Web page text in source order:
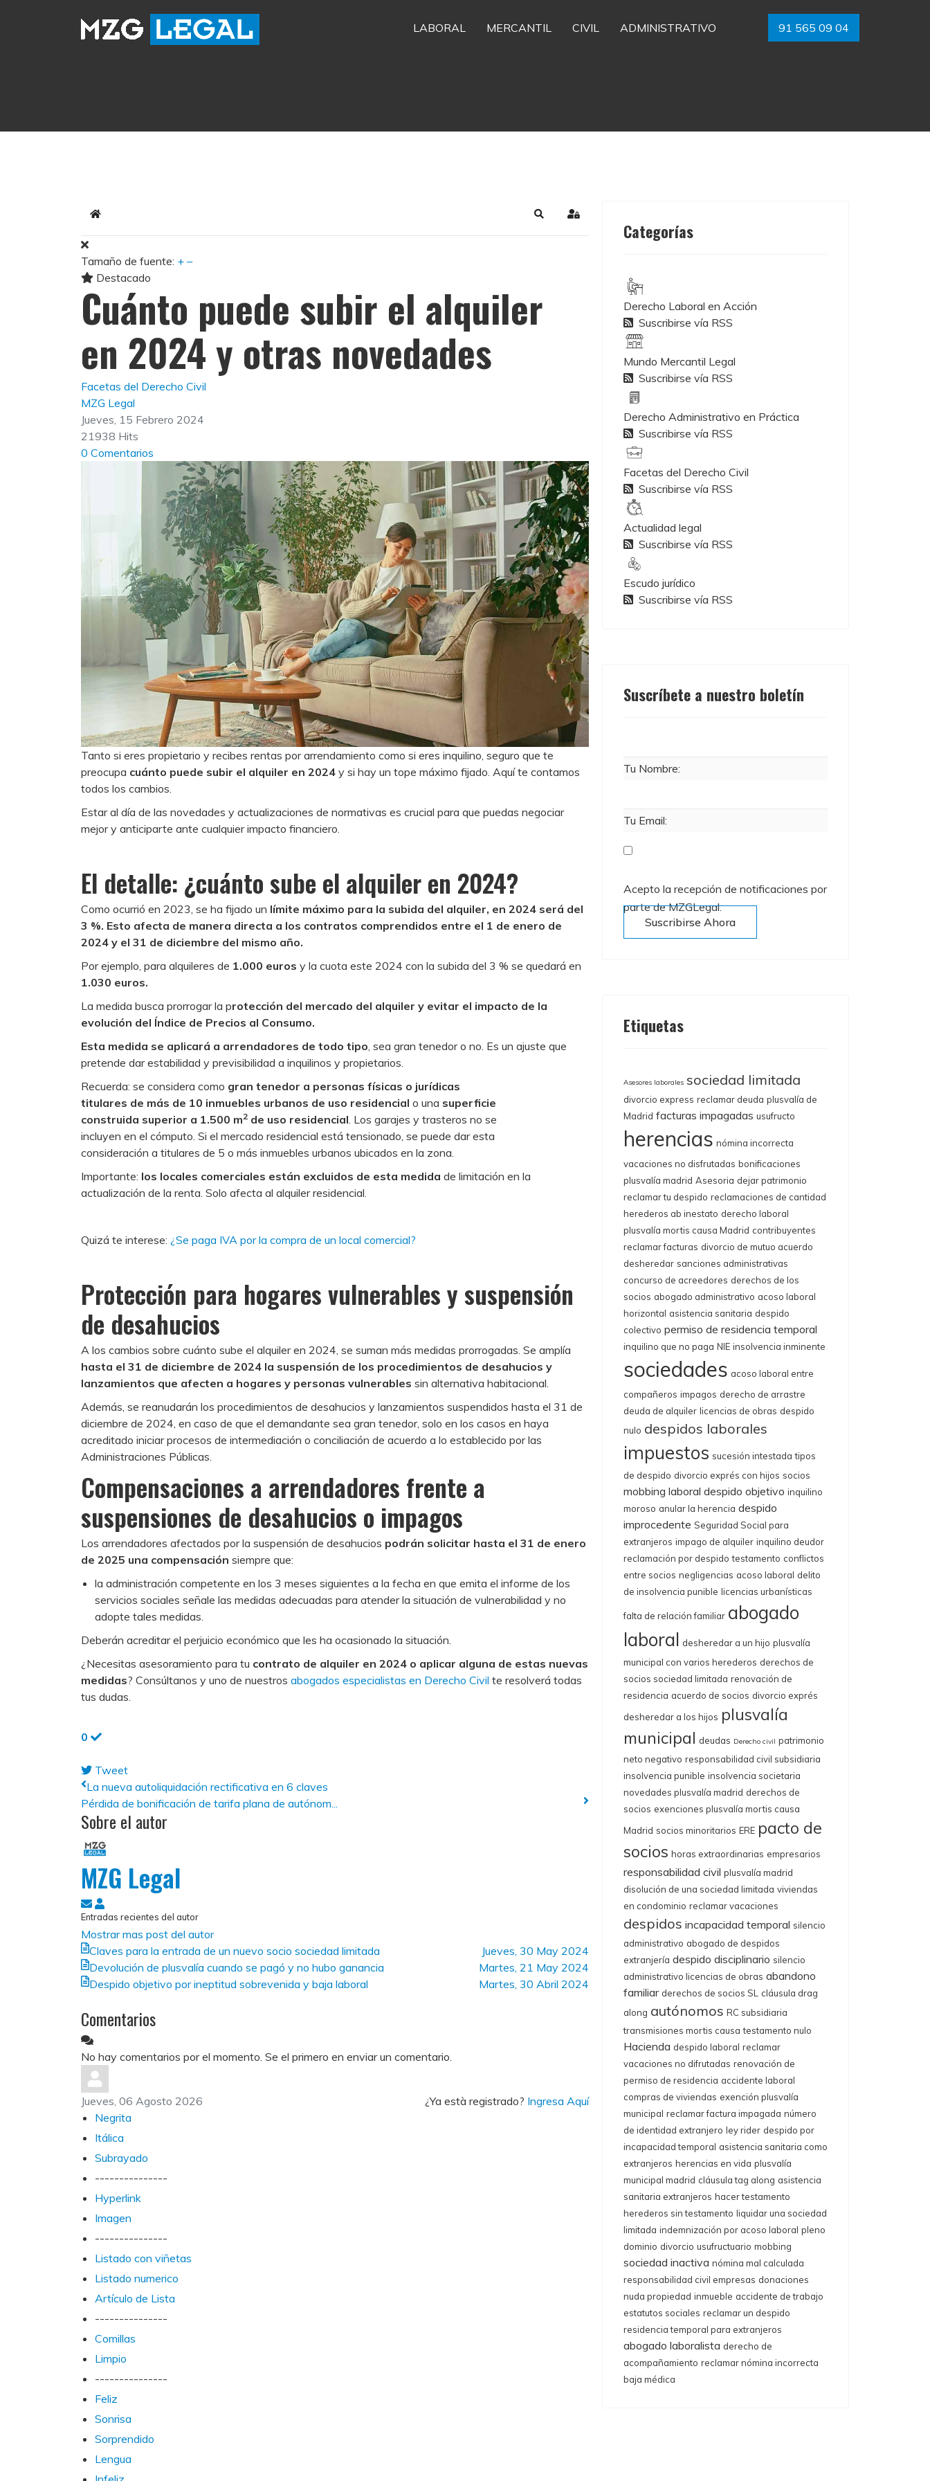
LABORAL MERCANTIL CIVIL ADMINISTRATIVO 91 565 09 04
Home Search Sign In
Tamaño de fuente: + –
Destacado
Cuánto puede subir el alquiler
en 2024 y otras novedades
Facetas del Derecho Civil
MZG Legal
Jueves, 15 Febrero 2024
21938 Hits
0 Comentarios
Tanto si eres propietario y recibes rentas por arrendamiento como si eres inquilino, seguro que te
preocupa cuánto puede subir el alquiler en 2024 y si hay un tope máximo fijado. Aquí te contamos
todos los cambios.
Estar al día de las novedades y actualizaciones de normativas es crucial para que puedas negociar
mejor y anticiparte ante cualquier impacto financiero.
El detalle: ¿cuánto sube el alquiler en 2024?
Como ocurrió en 2023, se ha fijado un límite máximo para la subida del alquiler, en 2024 será del
3 %. Esto afecta de manera directa a los contratos comprendidos entre el 1 de enero de
2024 y el 31 de diciembre del mismo año.
Por ejemplo, para alquileres de 1.000 euros y la cuota este 2024 con la subida del 3 % se quedará en
1.030 euros.
La medida busca prorrogar la protección del mercado del alquiler y evitar el impacto de la
evolución del Índice de Precios al Consumo.
Esta medida se aplicará a arrendadores de todo tipo , sea gran tenedor o no. Es un ajuste que
pretende dar estabilidad y previsibilidad a inquilinos y propietarios.
Recuerda: se considera como gran tenedor a personas físicas o jurídicas
titulares de más de 10 inmuebles urbanos de uso residencial o una superficie
construida superior a 1.500 m2 de uso residencial . Los garajes y trasteros no se
incluyen en el cómputo. Si el mercado residencial está tensionado, se puede dar esta
consideración a titulares de 5 o más inmuebles urbanos ubicados en la zona.
Importante: los locales comerciales están excluidos de esta medida de limitación en la
actualización de la renta. Solo afecta al alquiler residencial.
Quizá te interese: ¿Se paga IVA por la compra de un local comercial?
Protección para hogares vulnerables y suspensión
de desahucios
A los cambios sobre cuánto sube el alquiler en 2024, se suman más medidas prorrogadas. Se amplía
hasta el 31 de diciembre de 2024 la suspensión de los procedimientos de desahucios y
lanzamientos que afecten a hogares y personas vulnerables sin alternativa habitacional.
Además, se reanudarán los procedimientos de desahucios y lanzamientos suspendidos hasta el 31 de
diciembre de 2024, en caso de que el demandante sea gran tenedor, solo en los casos en haya
acreditado iniciar procesos de intermediación o conciliación de acuerdo a lo establecido por las
Administraciones Públicas.
Compensaciones a arrendadores frente a
suspensiones de desahucios o impagos
Los arrendadores afectados por la suspensión de desahucios podrán solicitar hasta el 31 de enero
de 2025 una compensación siempre que:
la administración competente en los 3 meses siguientes a la fecha en que emita el informe de los
servicios sociales señale las medidas adecuadas para atender la situación de vulnerabilidad y no
adopte tales medidas.
Deberán acreditar el perjuicio económico que les ha ocasionado la situación.
¿Necesitas asesoramiento para tu contrato de alquiler en 2024 o aplicar alguna de estas nuevas
medidas? Consúltanos y uno de nuestros abogados especialistas en Derecho Civil te resolverá todas
tus dudas.
0
Tweet
pinterest
La nueva autoliquidación rectificativa en 6 claves
Pérdida de bonificación de tarifa plana de autónom...
Sobre el autor
MZG Legal
Suscribirse
a
las
actualizaciones
MZG
Legal
Entradas recientes del autor
Mostrar mas post del autor
Jueves, 30 May 2024
Claves para la entrada de un nuevo socio sociedad limitada
Martes, 21 May 2024
Devolución de plusvalía cuando se pagó y no hubo ganancia
Martes, 30 Abril 2024
Despido objetivo por ineptitud sobrevenida y baja laboral
Comentarios
No hay comentarios por el momento. Se el primero en enviar un comentario.
¿Ya està registrado? Ingresa Aquí
Jueves, 06 Agosto 2026
Negrita
Itálica
Subrayado
---------------
Hyperlink
Imagen
---------------
Listado con viñetas
Listado numerico
Artículo de Lista
---------------
Comillas
Limpio
---------------
Feliz
Sonrisa
Sorprendido
Lengua
Categorías
Derecho Laboral en Acción
Suscribirse vía RSS
Mundo Mercantil Legal
Suscribirse vía RSS
Derecho Administrativo en Práctica
Suscribirse vía RSS
Facetas del Derecho Civil
Suscribirse vía RSS
Actualidad legal
Suscribirse vía RSS
Escudo jurídico
Suscribirse vía RSS
Suscríbete a nuestro boletín
Tu Nombre:
Tu Email:
Acepto la recepción de notificaciones por
parte de MZGLegal.
Suscribirse Ahora
Etiquetas
Asesores laborales sociedad limitada
divorcio express reclamar deuda plusvalía de
Madrid facturas impagadas usufructo
herencias nómina incorrecta
vacaciones no disfrutadas bonificaciones
plusvalía madrid Asesoria dejar patrimonio
reclamar tu despido reclamaciones de cantidad
herederos ab inestato derecho laboral
plusvalía mortis causa Madrid contribuyentes
reclamar facturas divorcio de mutuo acuerdo
desheredar sanciones administrativas
concurso de acreedores derechos de los
socios abogado administrativo acoso laboral
horizontal asistencia sanitaria despido
colectivo permiso de residencia temporal
inquilino que no paga NIE insolvencia inminente
sociedades acoso laboral entre
compañeros impagos derecho de arrastre
deuda de alquiler licencias de obras despido
nulo despidos laborales
impuestos sucesión intestada tipos
de despido divorcio exprés con hijos socios
mobbing laboral despido objetivo inquilino
moroso anular la herencia despido
improcedente Seguridad Social para
extranjeros impago de alquiler inquilino deudor
reclamación por despido testamento conflictos
entre socios negligencias acoso laboral delito
de insolvencia punible licencias urbanísticas
falta de relación familiar abogado
laboral desheredar a un hijo plusvalía
municipal con varios herederos derechos de
socios sociedad limitada renovación de
residencia acuerdo de socios divorcio exprés
desheredar a los hijos plusvalía
municipal deudas Derecho civil patrimonio
neto negativo responsabilidad civil subsidiaria
insolvencia punible insolvencia societaria
novedades plusvalía madrid derechos de
socios exenciones plusvalía mortis causa
Madrid socios minoritarios ERE pacto de
socios horas extraordinarias empresarios
responsabilidad civil plusvalía madrid
disolución de una sociedad limitada viviendas
en condominio reclamar vacaciones
despidos incapacidad temporal silencio
administrativo abogado de despidos
extranjería despido disciplinario silencio
administrativo licencias de obras abandono
familiar derechos de socios SL
cláusula drag
along autónomos RC subsidiaria
transmisiones mortis causa testamento nulo
Hacienda despido laboral reclamar
vacaciones no difrutadas renovación de
permiso de residencia accidente laboral
compras de viviendas exención plusvalía
municipal reclamar factura impagada número
de identidad extranjero ley rider despido por
incapacidad temporal asistencia sanitaria como
extranjeros herencias en vida plusvalía
municipal madrid cláusula tag along asistencia
sanitaria extranjeros hacer testamento
herederos sin testamento liquidar una sociedad
limitada indemnización por acoso laboral pleno
dominio divorcio usufructuario mobbing
sociedad inactiva nómina mal calculada
responsabilidad civil empresas donaciones
nuda propiedad inmueble accidente de trabajo
estatutos sociales reclamar un despido
residencia temporal para extranjeros
abogado laboralista derecho de
acompañamiento reclamar nómina incorrecta
baja médica